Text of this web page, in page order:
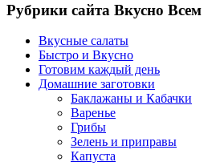
Рубрики сайта Вкусно Всем
Вкусные салаты
Быстро и Вкусно
Готовим каждый день
Домашние заготовки
Баклажаны и Кабачки
Варенье
Грибы
Зелень и приправы
Капуста